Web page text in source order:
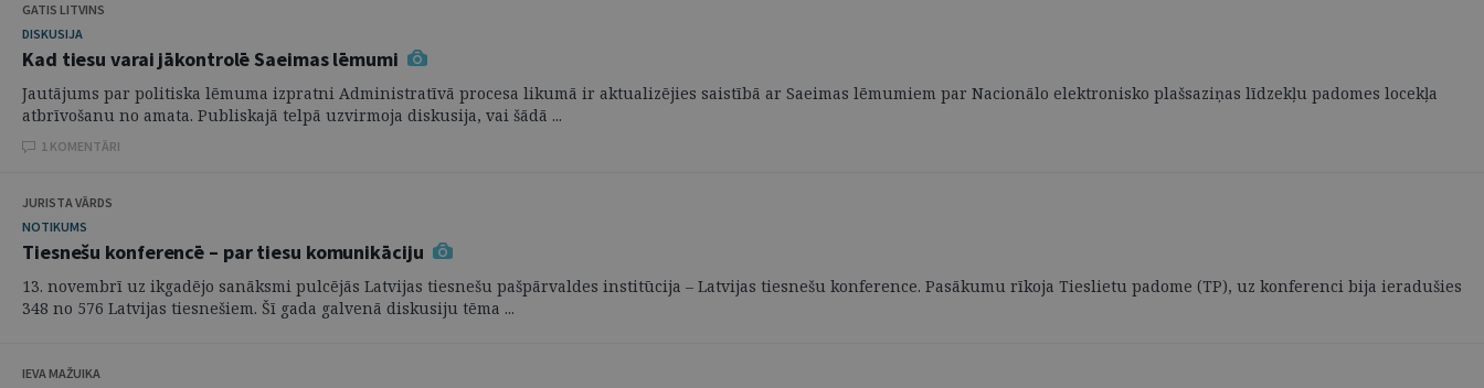
GATIS LITVINS
DISKUSIJA
Kad tiesu varai jākontrolē Saeimas lēmumi
Jautājums par politiska lēmuma izpratni Administratīvā procesa likumā ir aktualizējies saistībā ar Saeimas lēmumiem par Nacionālo elektronisko plašsaziņas līdzekļu padomes locekļa
atbrīvošanu no amata. Publiskajā telpā uzvirmoja diskusija, vai šādā ...
1 KOMENTĀRI
JURISTA VĀRDS
NOTIKUMS
Tiesnešu konferencē – par tiesu komunikāciju
13. novembrī uz ikgadējo sanāksmi pulcējās Latvijas tiesnešu pašpārvaldes institūcija – Latvijas tiesnešu konference. Pasākumu rīkoja Tieslietu padome (TP), uz konferenci bija ieradušies
348 no 576 Latvijas tiesnešiem. Šī gada galvenā diskusiju tēma ...
IEVA MAŽUIKA